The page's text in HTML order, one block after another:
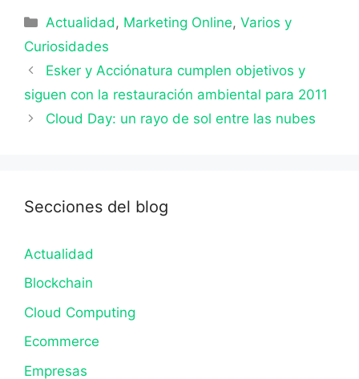
Categorías
Actualidad , Marketing Online,Varios y
Curiosidades
Esker y Acciónatura cumplen objetivos y
siguen con la restauración ambiental para 2011
Cloud Day: un rayo de sol entre las nubes
Secciones del blog
Actualidad
Blockchain
Cloud Computing
Ecommerce
Empresas